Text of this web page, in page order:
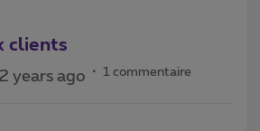
clients
years ago 1 commentaire